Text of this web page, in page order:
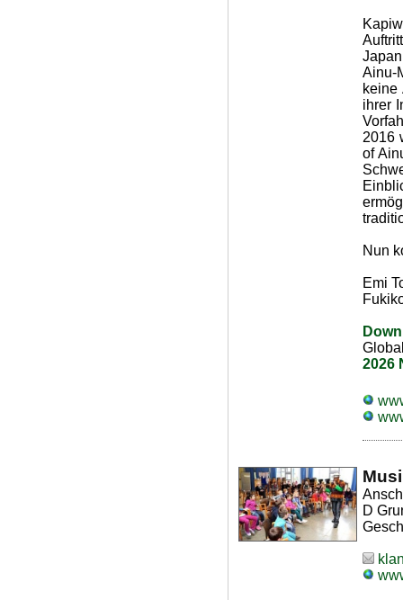
Ainu-
keine
ihrer
2016
of
Nun
Emi
2026
D